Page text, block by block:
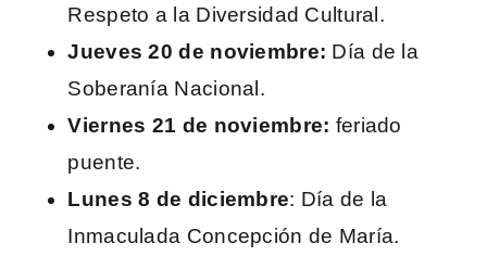
Respeto a la Diversidad Cultural.
Jueves 20 de noviembre: Día de la
Soberanía Nacional.
Viernes 21 de noviembre: feriado
puente.
Lunes 8 de diciembre: Día de la
Inmaculada Concepción de María.